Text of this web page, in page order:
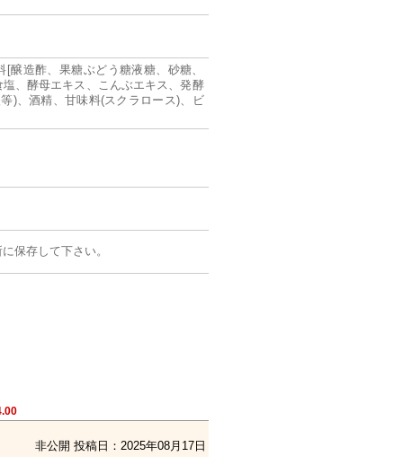
醸造酢、果糖ぶどう糖液糖、砂糖、
、酵母エキス、こんぶエキス、発酵
)、酒精、甘味料(スクラロース)、ビ
保存して下さい。
非公開 投稿日：2025年08月17日